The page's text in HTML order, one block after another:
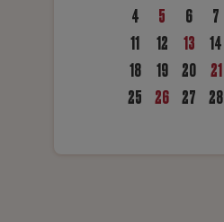
4
5 6 7
11
12 13 14
18
19 20 21
25 26 27 28